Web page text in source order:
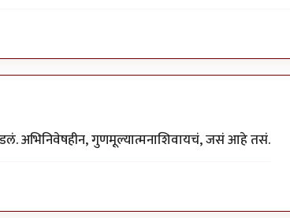
अभिनिवेषहीन, गुणमूल्यात्मनाशिवायचं, जसं आहे तसं.